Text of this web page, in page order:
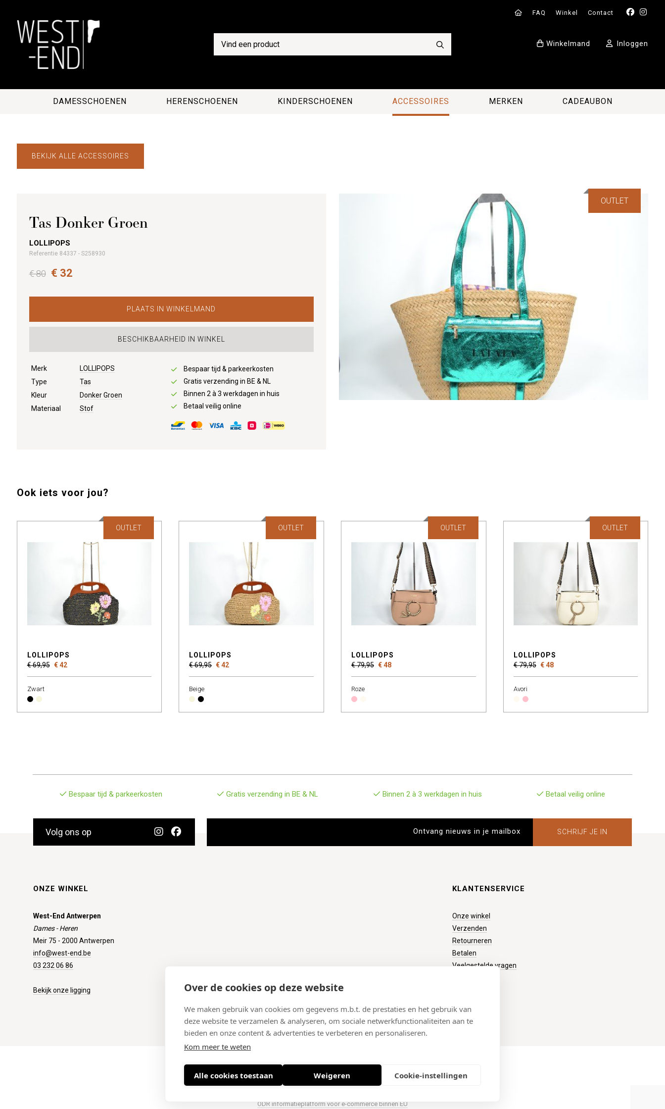
Over de cookies op deze website
We maken gebruik van cookies om gegevens m.b.t. de prestaties en het gebruik van
deze website te verzamelen & analyseren, om sociale netwerkfunctionaliteiten aan te
bieden en onze content & advertenties te verbeteren en personaliseren.
Kom meer te weten
Alle cookies toestaan Weigeren Cookie-instellingen
FAQ Winkel Contact
Inloggen
Winkelmand
DAMESSCHOENEN HERENSCHOENEN KINDERSCHOENEN ACCESSOIRES MERKEN CADEAUBON
BEKIJK ALLE ACCESSOIRES
OUTLET
Tas Donker Groen
LOLLIPOPS
Referentie 84337 - S258930
€ 80 € 32
PLAATS IN WINKELMAND
BESCHIKBAARHEID IN WINKEL
Merk
LOLLIPOPS
Type
Tas
Kleur
Donker Groen
Materiaal
Stof
Bespaar tijd & parkeerkosten
Gratis verzending in BE & NL
Binnen 2 à 3 werkdagen in huis
Betaal veilig online
Ook iets voor jou?
LOLLIPOPS
€ 69,95 € 42
OUTLET
Zwart
LOLLIPOPS
€ 69,95 € 42
OUTLET
Beige
LOLLIPOPS
€ 79,95 € 48
OUTLET
Roze
LOLLIPOPS
€ 79,95 € 48
OUTLET
Avori
Bespaar tijd & parkeerkosten Gratis verzending in BE & NL Binnen 2 à 3 werkdagen in huis Betaal veilig online
Volg ons op SCHRIJF JE IN
ONZE WINKEL
West-End Antwerpen
Dames - Heren
Meir 75 - 2000 Antwerpen
info@west-end.be
03 232 06 86
Bekijk onze ligging
KLANTENSERVICE
Onze winkel
Verzenden
Retourneren
Betalen
Veelgestelde vragen
Meir 75, 2000 Antwerpen (België)
ODR informatieplatform voor e-commerce binnen EU